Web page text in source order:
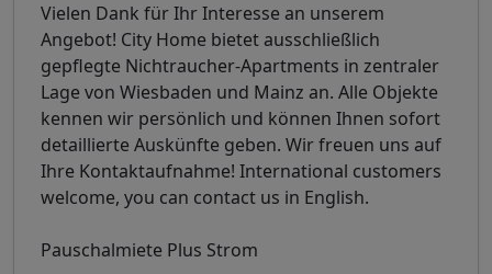
Vielen Dank für Ihr Interesse an unserem
Angebot! City Home bietet ausschließlich
gepflegte Nichtraucher-Apartments in zentraler
Lage von Wiesbaden und Mainz an. Alle Objekte
kennen wir persönlich und können Ihnen sofort
detaillierte Auskünfte geben. Wir freuen uns auf
Ihre Kontaktaufnahme! International customers
welcome, you can contact us in English.
Pauschalmiete Plus Strom